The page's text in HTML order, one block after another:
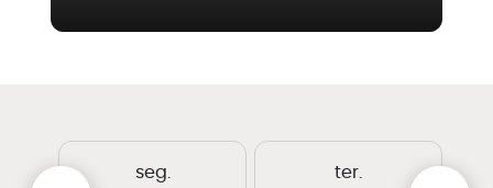
seg. ter.